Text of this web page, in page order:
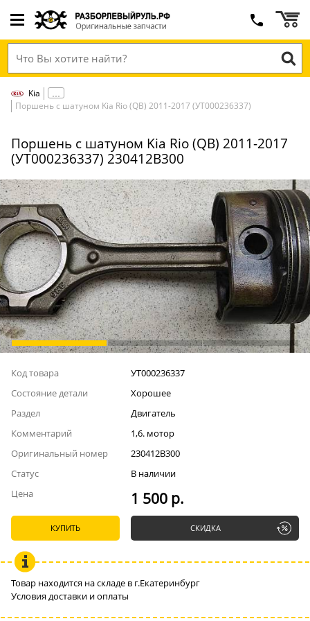
Kia
Поршень с шатуном Kia Rio (QB) 2011-2017 (УТ000236337)
Поршень с шатуном Kia Rio (QB) 2011-2017
(УТ000236337) 230412B300
Код товара
УТ000236337
Состояние детали
Хорошее
Раздел
Двигатель
Комментарий
1,6. мотор
Оригинальный номер
230412B300
Статус
В наличии
Цена
1 500 р.
КУПИТЬ СКИДКА
Товар находится на складе в г.Екатеринбург
Условия доставки и оплаты